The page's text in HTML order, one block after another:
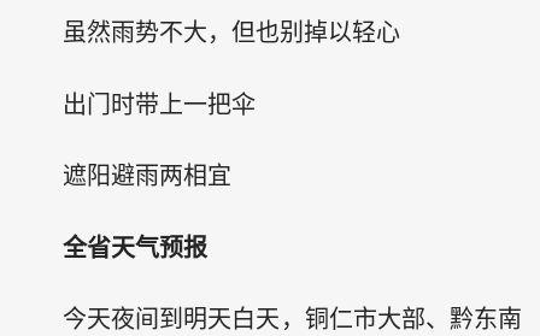
虽然雨势不大，但也别掉以轻心
出门时带上一把伞
遮阳避雨两相宜
全省天气预报
今天夜间到明天白天，铜仁市大部、黔东南